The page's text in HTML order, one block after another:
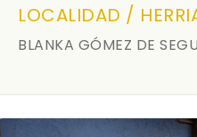
LOCALIDAD /
BLANKA GÓMEZ DE